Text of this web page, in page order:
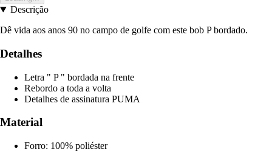
Descrição
Dê vida aos anos 90 no campo de golfe com este bob P bordado.
Detalhes
Letra " P " bordada na frente
Rebordo a toda a volta
Detalhes de assinatura PUMA
Material
Forro: 100% poliéster